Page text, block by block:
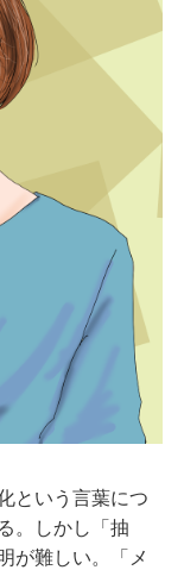
という言葉につ
。しかし「抽
が難しい。「メ